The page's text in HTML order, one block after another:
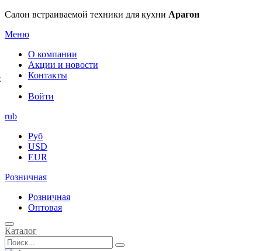
Салон встраиваемой техники для кухни Арагон
Меню
О компании
Акции и новости
Контакты
Войти
rub
Руб
USD
EUR
Розничная
Розничная
Оптовая
Каталог